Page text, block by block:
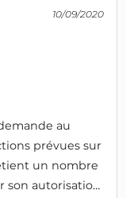
10/09/2020
au
prévues sur
un nombre
son autorisation